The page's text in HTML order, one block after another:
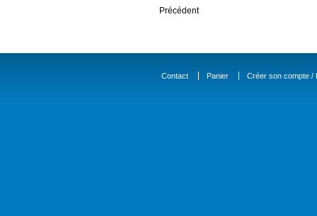
Précédent
Contact Panier Créer son compte /